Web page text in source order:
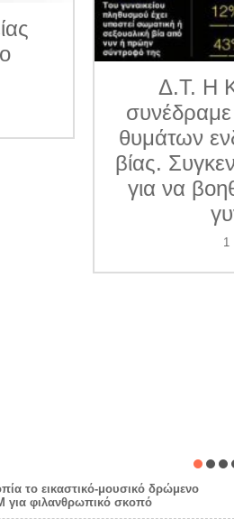
Δ.Τ. Η
συνέδραμε
θυμάτων
βίας.
για να
1
το εικαστικό-μουσικό δρώμενο
για φιλανθρωπικό σκοπό